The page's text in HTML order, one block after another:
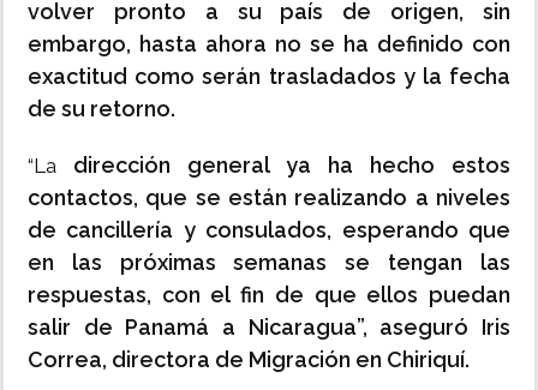
volver pronto a su país de origen, sin
embargo, hasta ahora no se ha definido con
exactitud como serán trasladados y la fecha
de su retorno.
“La dirección general ya ha hecho estos
contactos, que se están realizando a niveles
de cancillería y consulados, esperando que
en las próximas semanas se tengan las
respuestas, con el fin de que ellos puedan
salir de Panamá a Nicaragua”, aseguró Iris
Correa, directora de Migración en Chiriquí.